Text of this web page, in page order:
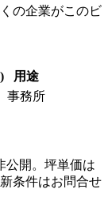
の企業がこのビ
用途
事務所
公開。坪単価は
条件はお問合せ